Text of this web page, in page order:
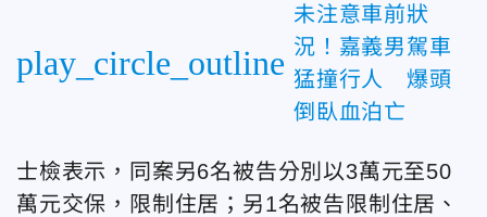
play_circle_outline
未注意車前狀
況！嘉義男駕車
猛撞行人 爆頭
倒臥血泊亡
士檢表示，同案另6名被告分別以3萬元至50
萬元交保，限制住居；另1名被告限制住居、